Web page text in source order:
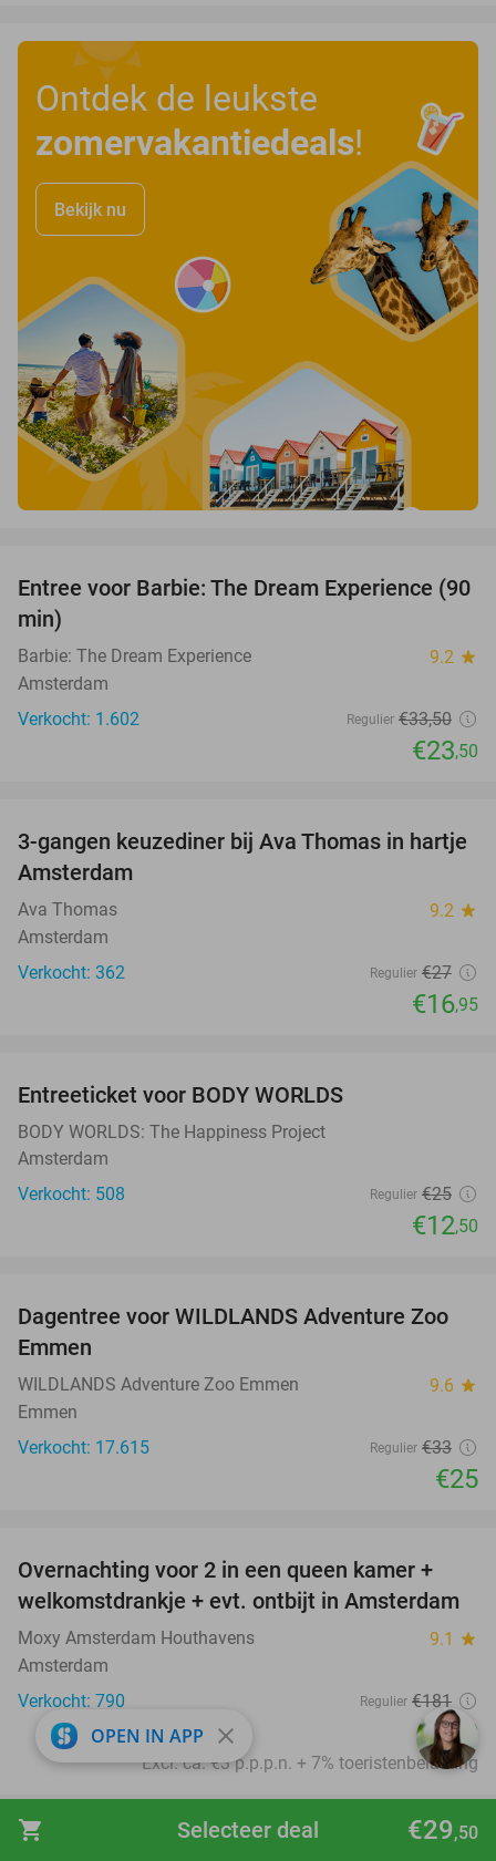
shopping_cart €29,50
Selecteer deal
Ontdek de leukste
zomervakantiedeals!
Bekijk nu
30%
Entree voor Barbie: The Dream Experience (90
min)
Barbie: The Dream Experience 9.2 star
Amsterdam
Verkocht: 1.602
Regulier €33,50
€23,50
37%
3-gangen keuzediner bij Ava Thomas in hartje
Amsterdam
Ava Thomas 9.2 star
Amsterdam
Verkocht: 362
Regulier €27
€16,95
Entreeticket voor BODY WORLDS
BODY WORLDS: The Happiness Project
Amsterdam
Verkocht: 508
Regulier €25
€12,50
24%
Dagentree voor WILDLANDS Adventure Zoo
Emmen
WILDLANDS Adventure Zoo Emmen 9.6 star
Emmen
Verkocht: 17.615
Regulier €33
€25
51%
Overnachting voor 2 in een queen kamer +
welkomstdrankje + evt. ontbijt in Amsterdam
Moxy Amsterdam Houthavens 9.1 star
Amsterdam
Verkocht: 790
Regulier €181
€89
Excl. ca. €3 p.p.p.n. + 7% toeristenbelasting
favorite_border
OPEN IN APP close